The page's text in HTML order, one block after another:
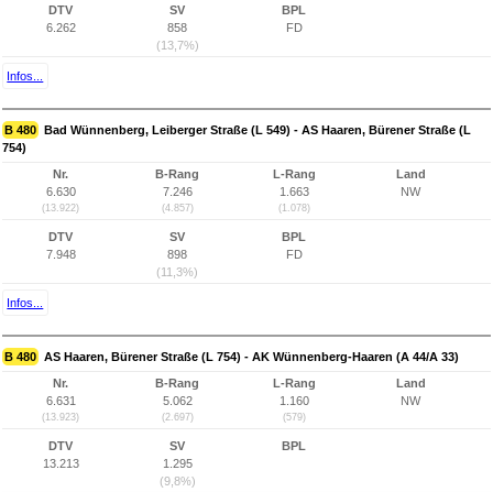
DTV
6.262
SV
858
(13,7%)
BPL
FD
Infos...
B 480 Bad Wünnenberg, Leiberger Straße (L 549) - AS Haaren, Bürener Straße (L
754)
Nr.
6.630
(13.922)
B-Rang
7.246
(4.857)
L-Rang
1.663
(1.078)
Land
NW
DTV
7.948
SV
898
(11,3%)
BPL
FD
Infos...
B 480 AS Haaren, Bürener Straße (L 754) - AK Wünnenberg-Haaren (A 44/A 33)
Nr.
6.631
(13.923)
B-Rang
5.062
(2.697)
L-Rang
1.160
(579)
Land
NW
DTV
13.213
SV
1.295
(9,8%)
BPL